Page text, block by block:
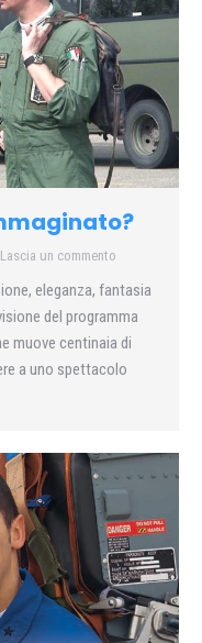
Lascia un commento
eleganza, fantasia
del programma
muove centinaia di
a uno spettacolo